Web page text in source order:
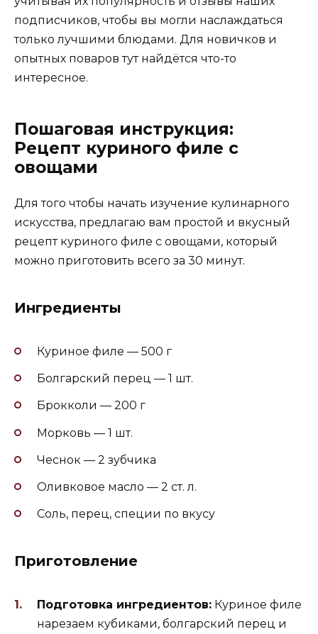
подписчиков, чтобы вы могли наслаждаться
только лучшими блюдами. Для новичков и
опытных поваров тут найдётся что-то
интересное.
Пошаговая инструкция:
Рецепт куриного филе с
овощами
Для того чтобы начать изучение кулинарного
искусства, предлагаю вам простой и вкусный
рецепт куриного филе с овощами, который
можно приготовить всего за 30 минут.
Ингредиенты
Куриное филе — 500 г
Болгарский перец — 1 шт.
Брокколи — 200 г
Морковь — 1 шт.
Чеснок — 2 зубчика
Оливковое масло — 2 ст. л.
Соль, перец, специи по вкусу
Приготовление
Подготовка ингредиентов: Куриное филе
нарезаем кубиками, болгарский перец и